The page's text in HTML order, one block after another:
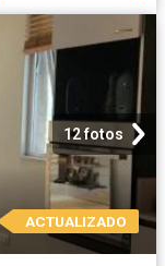
12 fotos
ACTUALIZADO